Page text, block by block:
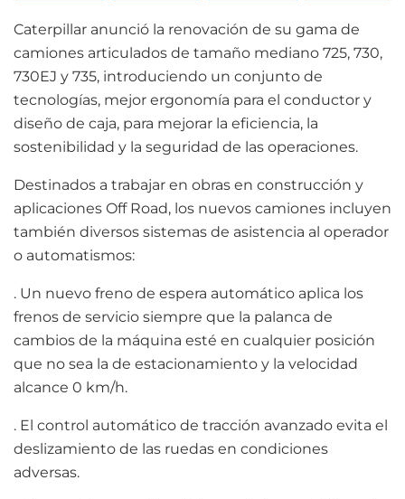
Caterpillar anunció la renovación de su gama de
camiones articulados de tamaño mediano 725, 730,
730EJ y 735, introduciendo un conjunto de
tecnologías, mejor ergonomía para el conductor y
diseño de caja, para mejorar la eficiencia, la
sostenibilidad y la seguridad de las operaciones.
Destinados a trabajar en obras en construcción y
aplicaciones Off Road, los nuevos camiones incluyen
también diversos sistemas de asistencia al operador
o automatismos:
. Un nuevo freno de espera automático aplica los
frenos de servicio siempre que la palanca de
cambios de la máquina esté en cualquier posición
que no sea la de estacionamiento y la velocidad
alcance 0 km/h.
. El control automático de tracción avanzado evita el
deslizamiento de las ruedas en condiciones
adversas.